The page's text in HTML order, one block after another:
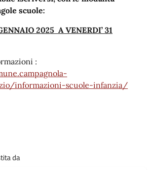
scuole:
2025 A VENERDI’ 31
:
informazioni-scuole-infanzia/
da